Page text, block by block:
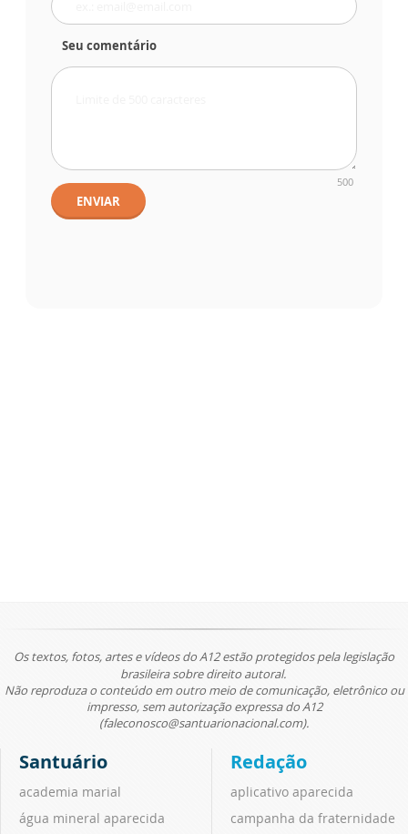
Seu comentário
500
ENVIAR
Os textos, fotos, artes e vídeos do A12 estão protegidos pela legislação
brasileira sobre direito autoral.
Não reproduza o conteúdo em outro meio de comunicação, eletrônico ou
impresso, sem autorização expressa do A12
(faleconosco@santuarionacional.com).
Santuário
academia marial
água mineral aparecida
Redação
aplicativo aparecida
campanha da fraternidade